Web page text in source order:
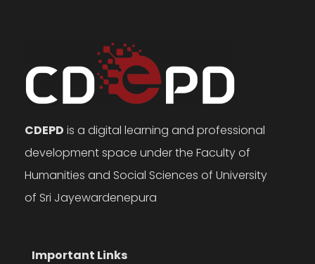
CDEPD is a digital learning and professional
development space under the Faculty of
Humanities and Social Sciences of University
of Sri Jayewardenepura
Important Links